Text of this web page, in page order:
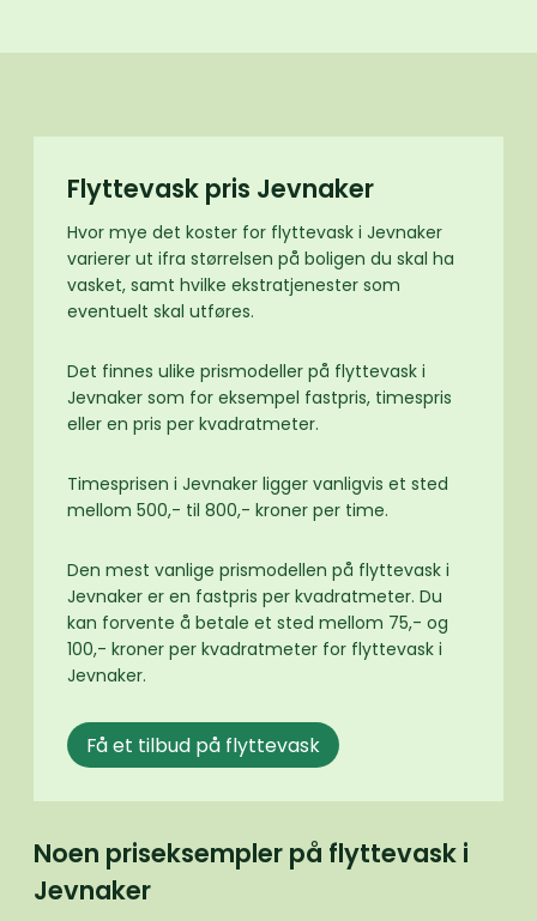
Flyttevask pris Jevnaker
Hvor mye det koster for flyttevask i Jevnaker
varierer ut ifra størrelsen på boligen du skal ha
vasket, samt hvilke ekstratjenester som
eventuelt skal utføres.
Det finnes ulike prismodeller på flyttevask i
Jevnaker som for eksempel fastpris, timespris
eller en pris per kvadratmeter.
Timesprisen i Jevnaker ligger vanligvis et sted
mellom 500,- til 800,- kroner per time.
Den mest vanlige prismodellen på flyttevask i
Jevnaker er en fastpris per kvadratmeter. Du
kan forvente å betale et sted mellom 75,- og
100,- kroner per kvadratmeter for flyttevask i
Jevnaker.
Få et tilbud på flyttevask
Noen priseksempler på flyttevask i
Jevnaker